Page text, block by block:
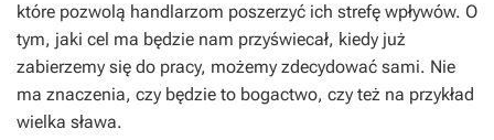
które pozwolą handlarzom poszerzyć ich strefę wpływów. O
tym, jaki cel ma będzie nam przyświecał, kiedy już
zabierzemy się do pracy, możemy zdecydować sami. Nie
ma znaczenia, czy będzie to bogactwo, czy też na przykład
wielka sława.